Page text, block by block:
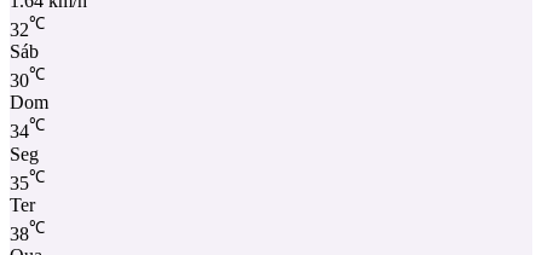
32℃
Sáb
30℃
Dom
34℃
Seg
35℃
Ter
38℃